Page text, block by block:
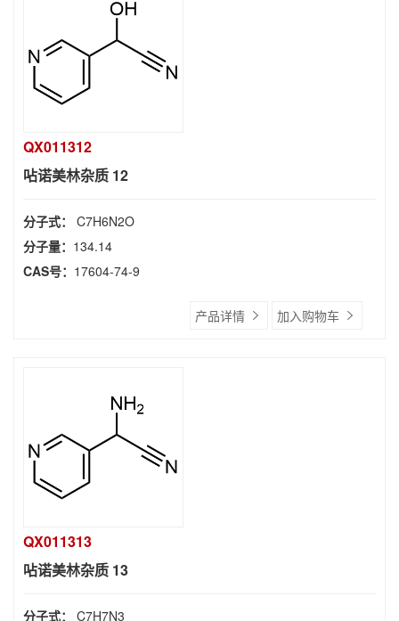
QX011312
呫诺美林杂质 12
分子式： C7H6N2O
分子量： 134.14
CAS号： 17604-74-9
产品详情 加入购物车
QX011313
呫诺美林杂质 13
分子式： C7H7N3